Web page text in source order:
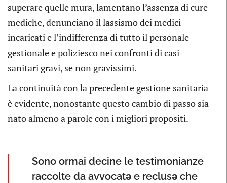
superare quelle mura, lamentano l’assenza di cure
mediche, denunciano il lassismo dei medici
incaricati e l’indifferenza di tutto il personale
gestionale e poliziesco nei confronti di casi
sanitari gravi, se non gravissimi.
La continuità con la precedente gestione sanitaria
è evidente, nonostante questo cambio di passo sia
nato almeno a parole con i migliori propositi.
Sono ormai decine le testimonianze
raccolte da avvocatə e reclusə che